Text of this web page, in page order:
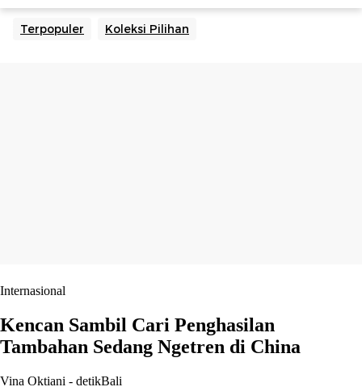
Terpopuler Koleksi Pilihan
Internasional
Kencan Sambil Cari Penghasilan
Tambahan Sedang Ngetren di China
Vina Oktiani - detikBali